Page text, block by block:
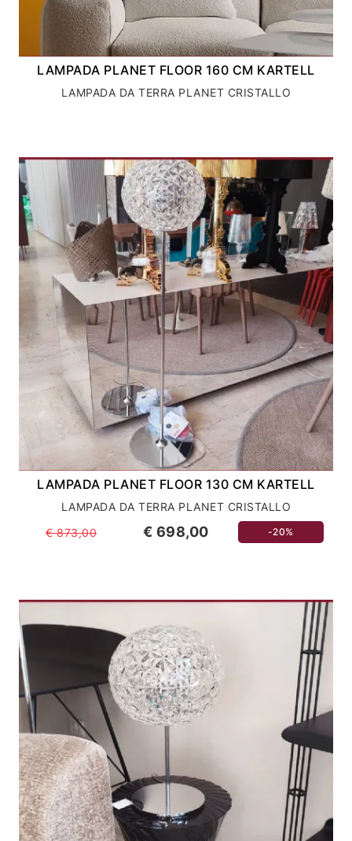
LAMPADA PLANET FLOOR 160 CM KARTELL
LAMPADA DA TERRA PLANET CRISTALLO
LAMPADA PLANET FLOOR 130 CM KARTELL
LAMPADA DA TERRA PLANET CRISTALLO
€ 873,00
€ 698,00 -20%